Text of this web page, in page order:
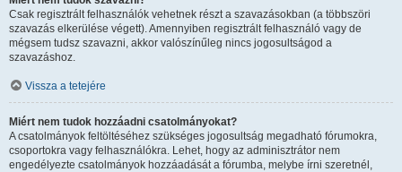
Csak regisztrált felhasználók vehetnek részt a szavazásokban (a többszöri
szavazás elkerülése végett). Amennyiben regisztrált felhasználó vagy de
mégsem tudsz szavazni, akkor valószínűleg nincs jogosultságod a
szavazáshoz.
Vissza a tetejére
Miért nem tudok hozzáadni csatolmányokat?
A csatolmányok feltöltéséhez szükséges jogosultság megadható fórumokra,
csoportokra vagy felhasználókra. Lehet, hogy az adminisztrátor nem
engedélyezte csatolmányok hozzáadását a fórumba, melybe írni szeretnél,